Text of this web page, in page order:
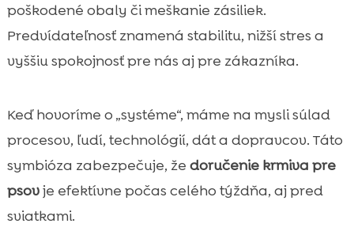
poškodení, menej odpadu, viac komfortu
Sledovanie zásielok a transparentná
komunikácia: keď zákazník vie, čo sa deje
SLA, výkonnosť a flexibilita
Krízové scenáre v logistike: čo robíme, keď
doručenie pre citlivých aj vyberavých psov
Metriky a neustále zlepšovanie: ako
poškodené obaly či meškanie zásiliek.
Predvídateľnosť znamená stabilitu, nižší stres a
vyššiu spokojnosť pre nás aj pre zákazníka.
Keď hovoríme o „systéme“, máme na mysli súlad
procesov, ľudí, technológií, dát a dopravcov. Táto
symbióza zabezpečuje, že doručenie krmiva pre
psovje efektívne počas celého týždňa, aj pred
sviatkami.